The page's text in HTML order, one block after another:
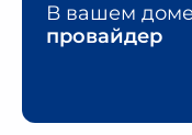
В вашем
провайдер